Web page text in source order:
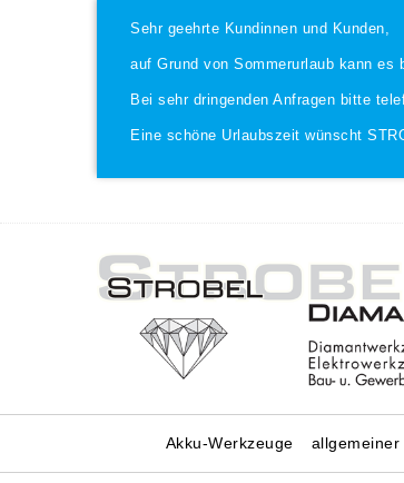
Sehr geehrte Kundinnen und Kunden,
auf Grund von Sommerurlaub kann es
Bei sehr dringenden Anfragen bitte
Eine schöne Urlaubszeit wünscht
Akku-Werkzeuge